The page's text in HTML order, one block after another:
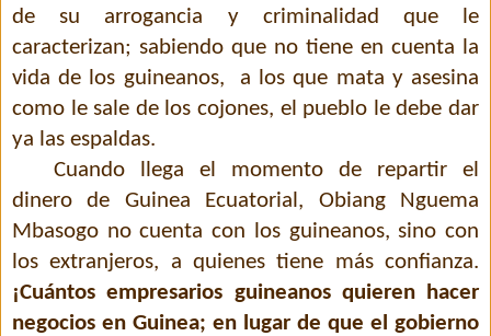
de su arrogancia y criminalidad que le
caracterizan; sabiendo que no tiene en cuenta la
vida de los guineanos,
a los que mata y asesina
como le sale de los cojones, el pueblo le debe dar
ya las espaldas.
Cuando llega el momento de repartir el
dinero de Guinea Ecuatorial, Obiang Nguema
Mbasogo no cuenta con los guineanos, sino con
los extranjeros, a quienes tiene más confianza.
¡Cuántos empresarios guineanos quieren hacer
negocios en Guinea; en lugar de que el gobierno